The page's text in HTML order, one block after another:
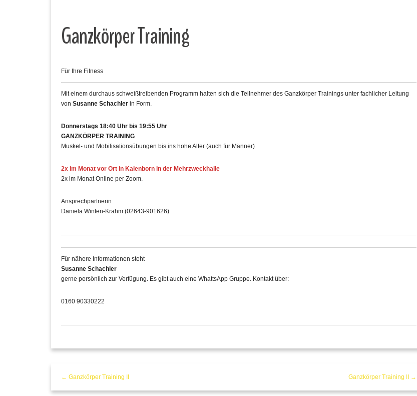
Ganzkörper Training
Für Ihre Fitness
Mit einem durchaus schweißtreibenden Programm halten sich die Teilnehmer des Ganzkörper Trainings unter fachlicher Leitung
von Susanne Schachler in Form.
Donnerstags 18:40 Uhr bis 19:55 Uhr
GANZKÖRPER TRAINING
Muskel- und Mobilisationsübungen bis ins hohe Alter (auch für Männer)
2x im Monat vor Ort in Kalenborn in der Mehrzweckhalle
2x im Monat Online per Zoom.
Ansprechpartnerin:
Daniela Winten-Krahm (02643-901626)
Für nähere Informationen steht
Susanne Schachler
gerne persönlich zur Verfügung. Es gibt auch eine WhattsApp Gruppe. Kontakt über:
0160 90330222
← Ganzkörper Training II Ganzkörper Training II →